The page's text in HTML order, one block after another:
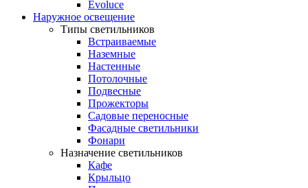
Evoluce
Наружное освещение
Типы светильников
Встраиваемые
Наземные
Настенные
Потолочные
Подвесные
Прожекторы
Садовые переносные
Фасадные светильники
Фонари
Назначение светильников
Кафе
Крыльцо